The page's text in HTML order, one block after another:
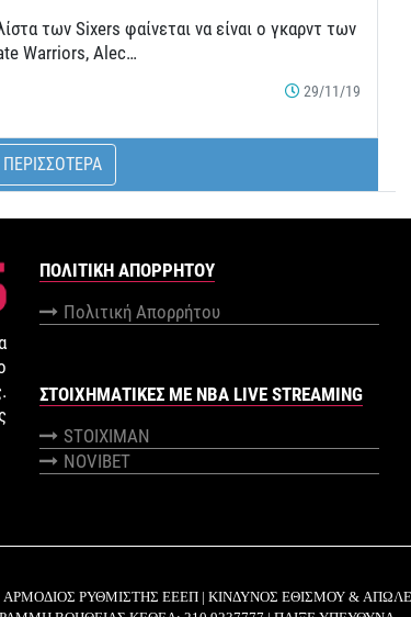
των Sixers φαίνεται να είναι ο γκαρντ των
Warriors, Alec…
29/11/19
ΠΟΛΙΤΙΚΉ ΑΠΟΡΡΉΤΟΥ
Πολιτική Απορρήτου
ΣΤΟΙΧΗΜΑΤΙΚΕΣ ΜΕ NBA LIVE STREAMING
STOIXIMAN
NOVIBET